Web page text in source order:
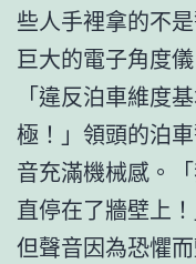
些人手裡拿的不
巨大的電子角度
「違反泊車維度
極！」領頭的泊
音充滿機械感。
直停在了牆壁上
但聲音因為恐懼